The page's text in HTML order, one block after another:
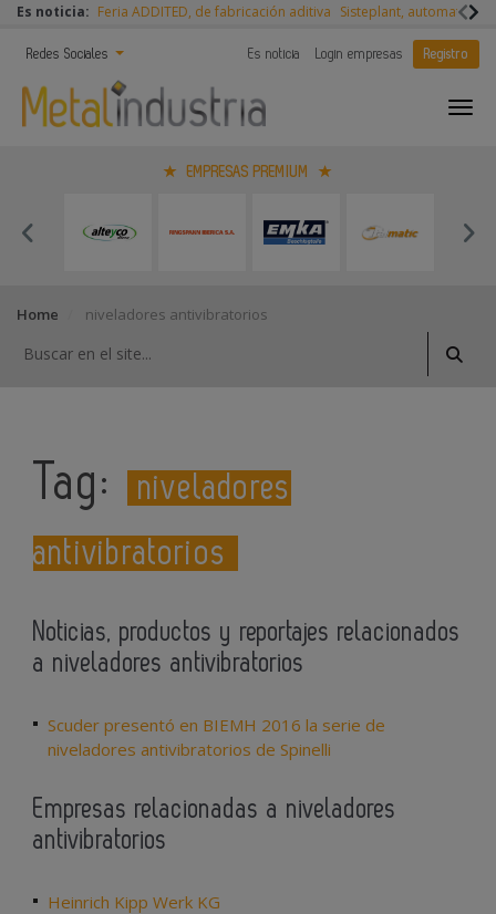
Es noticia: Feria ADDITED, de fabricación aditiva Sisteplant,
Redes Sociales Es noticia Login empresas Registro
EMPRESAS PREMIUM
Home niveladores antivibratorios
Tag:
niveladores
antivibratorios
Noticias, productos y reportajes relacionados
a niveladores antivibratorios
Scuder presentó en BIEMH 2016 la serie de
niveladores antivibratorios de Spinelli
Empresas relacionadas a niveladores
antivibratorios
Heinrich Kipp Werk KG